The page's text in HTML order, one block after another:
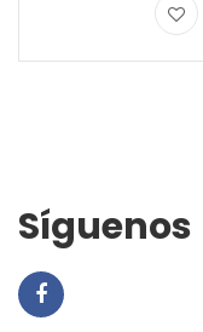
Síguenos